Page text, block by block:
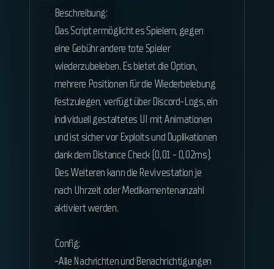
Beschreibung:
Das Script ermöglicht es Spielern, gegen
eine Gebühr andere tote Spieler
wiederzubeleben. Es bietet die Option,
mehrere Positionen für die Wiederbelebung
festzulegen, verfügt über Discord-Logs, ein
individuell gestaltetes UI mit Animationen
und ist sicher vor Exploits und Duplikationen
dank dem Distance Check (0,01 - 0,02ms).
Des Weiteren kann die Revivestation je
nach Uhrzeit oder Medikamentenanzahl
aktiviert werden.
Config:
-Alle Nachrichten und Benachrichtigungen